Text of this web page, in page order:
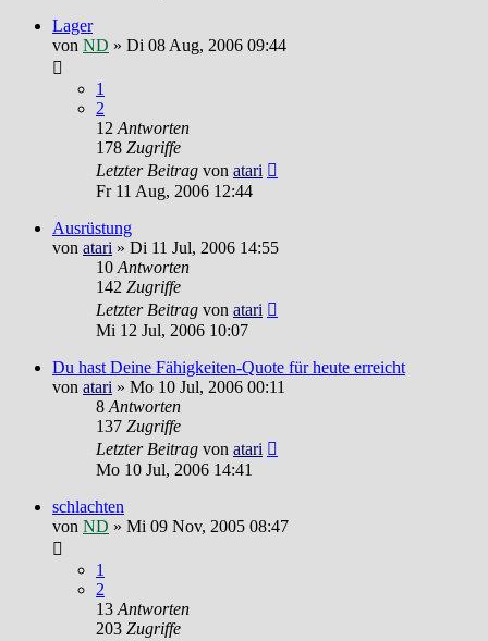
Lager
von ND » Di 08 Aug, 2006 09:44
1
2
12Antworten
178 Zugriffe
Letzter Beitrag von atari
Fr 11 Aug, 2006 12:44
Ausrüstung
von atari » Di 11 Jul, 2006 14:55
10Antworten
142 Zugriffe
Letzter Beitrag von atari
Mi 12 Jul, 2006 10:07
Du hast Deine Fähigkeiten-Quote für heute erreicht
von atari » Mo 10 Jul, 2006 00:11
8Antworten
137 Zugriffe
Letzter Beitrag von atari
Mo 10 Jul, 2006 14:41
schlachten
von ND » Mi 09 Nov, 2005 08:47
1
2
13Antworten
203 Zugriffe